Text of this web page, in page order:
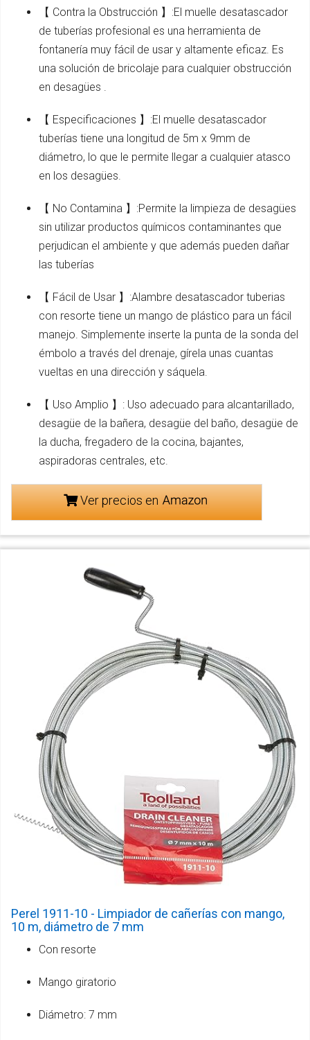
【 Contra la Obstrucción 】:El muelle desatascador
de tuberías profesional es una herramienta de
fontanería muy fácil de usar y altamente eficaz. Es
una solución de bricolaje para cualquier obstrucción
en desagües .
【 Especificaciones 】:El muelle desatascador
tuberías tiene una longitud de 5m x 9mm de
diámetro, lo que le permite llegar a cualquier atasco
en los desagües.
【 No Contamina 】:Permite la limpieza de desagües
sin utilizar productos químicos contaminantes que
perjudican el ambiente y que además pueden dañar
las tuberías
【 Fácil de Usar 】:Alambre desatascador tuberias
con resorte tiene un mango de plástico para un fácil
manejo. Simplemente inserte la punta de la sonda del
émbolo a través del drenaje, gírela unas cuantas
vueltas en una dirección y sáquela.
【 Uso Amplio 】: Uso adecuado para alcantarillado,
desagüe de la bañera, desagüe del baño, desagüe de
la ducha, fregadero de la cocina, bajantes,
aspiradoras centrales, etc.
Ver precios en
Perel 1911-10 - Limpiador de cañerías con mango,
10 m, diámetro de 7 mm
Con resorte
Mango giratorio
Diámetro: 7 mm